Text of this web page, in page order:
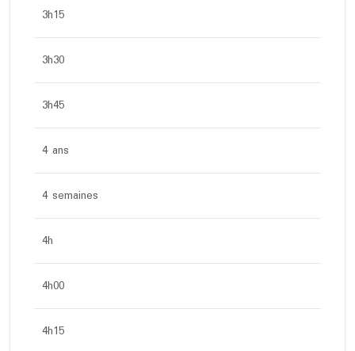
3h15
3h30
3h45
4 ans
4 semaines
4h
4h00
4h15